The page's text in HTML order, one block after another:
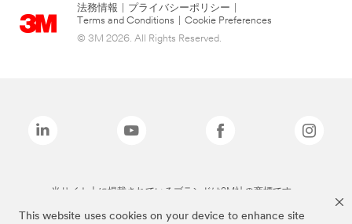
This website uses cookies on your device to enhance site
法務情報 プライバシーポリシー
Terms and Conditions
Cookie Preferences
© 3M 2026. All Rights Reserved.
当サイト上に掲載されているブランドは3M社の商標です。